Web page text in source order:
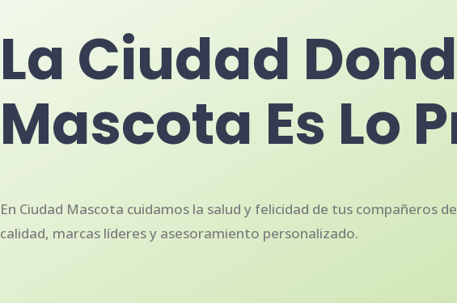
La Ciudad
Mascota Es Lo
En Ciudad Mascota cuidamos la salud y felicidad de tus compañeros
calidad, marcas líderes y asesoramiento personalizado.